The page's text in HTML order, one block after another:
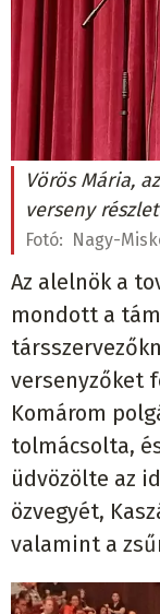
Vörös Mária,
verseny
Fotó: Nagy-
Az alelnök a
mondott a
versenyzőket
Komárom
tolmácsolta,
üdvözölte az
özvegyét,
valamint a